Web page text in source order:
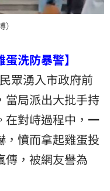
洗防暴警】
眾湧入市政府前
當局派出大批手持
對峙過程中， 一
，憤而拿起雞蛋投
傳，被網友譽為